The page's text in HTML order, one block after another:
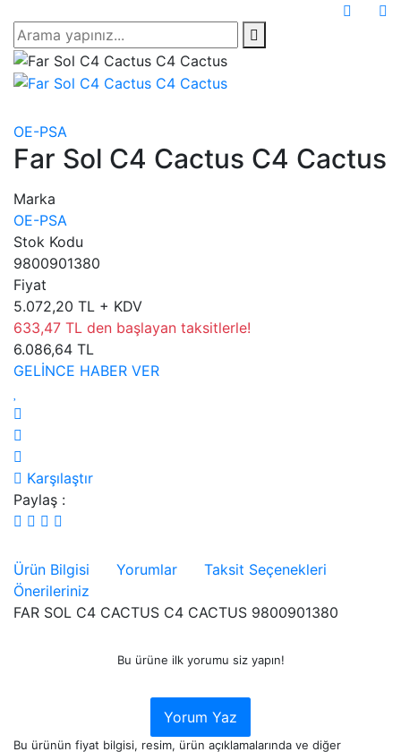
OE-PSA
Far Sol C4 Cactus C4 Cactus
Marka
OE-PSA
Stok Kodu
9800901380
Fiyat
5.072,20 TL + KDV
633,47 TL den başlayan taksitlerle!
6.086,64 TL
GELİNCE HABER VER
Karşılaştır
Paylaş :
Ürün Bilgisi Yorumlar
Taksit Seçenekleri
Önerileriniz
FAR SOL C4 CACTUS C4 CACTUS 9800901380
Bu ürüne ilk yorumu siz yapın!
Yorum Yaz
Bu ürünün fiyat bilgisi, resim, ürün açıklamalarında ve diğer